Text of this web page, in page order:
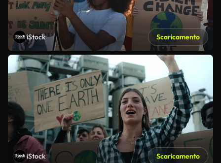
iStock Scaricamento
iStock Scaricamento